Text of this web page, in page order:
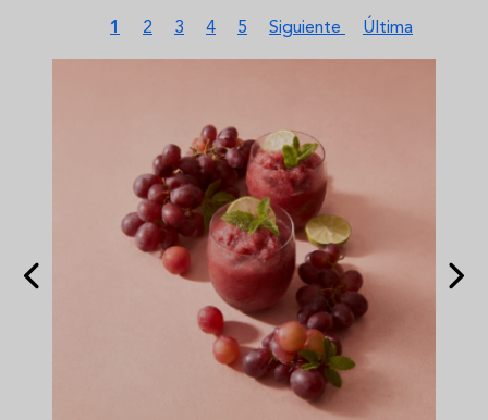
PaginaciónPágina actual
1 Página
2 Página
3 Página
4 Página
5 Siguiente página
Siguiente Última página
Última